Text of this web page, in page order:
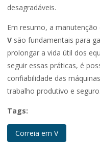
desagradáveis.
Em resumo, a
V são fundamentais para
prolongar a vida útil dos
seguir essas práticas, é
confiabilidade das
trabalho produtivo e seguro.
Tags:
Correia em V